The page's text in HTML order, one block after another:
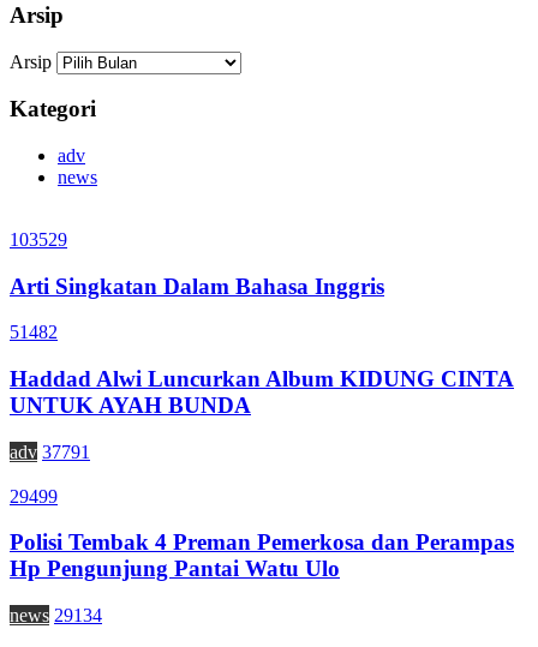
Arsip
Arsip
Kategori
adv
news
103529
Arti Singkatan Dalam Bahasa Inggris
51482
Haddad Alwi Luncurkan Album KIDUNG CINTA
UNTUK AYAH BUNDA
adv 37791
29499
Polisi Tembak 4 Preman Pemerkosa dan Perampas
Hp Pengunjung Pantai Watu Ulo
news 29134